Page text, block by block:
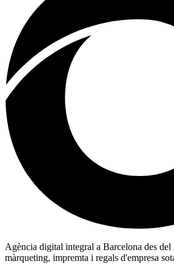
Agència digital integral a Barcelona des del
màrqueting, impremta i regals d'empresa